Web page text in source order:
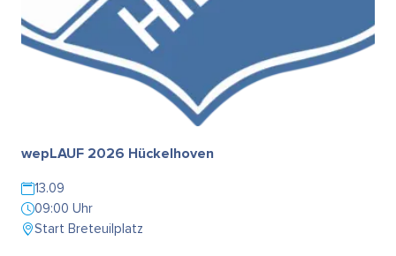
wepLAUF 2026 Hückelhoven
13.09
09:00 Uhr
Start Breteuilplatz